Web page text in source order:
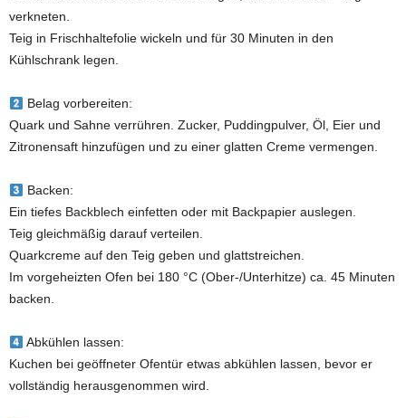
verkneten.
Teig in Frischhaltefolie wickeln und für 30 Minuten in den
Kühlschrank legen.
Belag vorbereiten:
Quark und Sahne verrühren. Zucker, Puddingpulver, Öl, Eier und
Zitronensaft hinzufügen und zu einer glatten Creme vermengen.
Backen:
Ein tiefes Backblech einfetten oder mit Backpapier auslegen.
Teig gleichmäßig darauf verteilen.
Quarkcreme auf den Teig geben und glattstreichen.
Im vorgeheizten Ofen bei 180 °C (Ober-/Unterhitze) ca. 45 Minuten
backen.
Abkühlen lassen:
Kuchen bei geöffneter Ofentür etwas abkühlen lassen, bevor er
vollständig herausgenommen wird.